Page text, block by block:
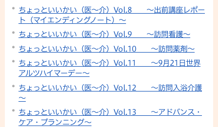
ちょっといいかい（医～介）Vol.8 ～出前講座レポー
ト（マイエンディングノート）～
ちょっといいかい（医～介）Vol.9 ～訪問看護～
ちょっといいかい（医～介）Vol.10 ～訪問薬剤～
ちょっといいかい（医～介）Vol.11 ～9月21日世界
アルツハイマーデー～
ちょっといいかい（医～介）Vol.12 ～訪問入浴介護
～
ちょっといいかい（医～介）Vol.13 ～アドバンス・
ケア・プランニング～